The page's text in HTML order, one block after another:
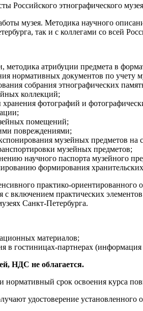
Российского этнографического
музея. Методика научного
так и с коллегами со всей
атрибуции предмета в
нормативных документов по учету
собрания этнографических
коллекций;
фотографий и
помещений;
повреждениями;
музейных предметов на
музейных предметов;
научного паспорта музейного
формирования
практико-
с включением практических
Санкт-Петербурга.
материалов;
гостиницах-партнерах (информация
НДС не облагается.
нормативный срок освоения курса
удостоверение установленного